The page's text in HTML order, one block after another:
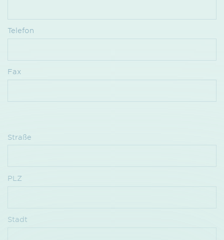
Telefon
Fax
Straße
PLZ
Stadt